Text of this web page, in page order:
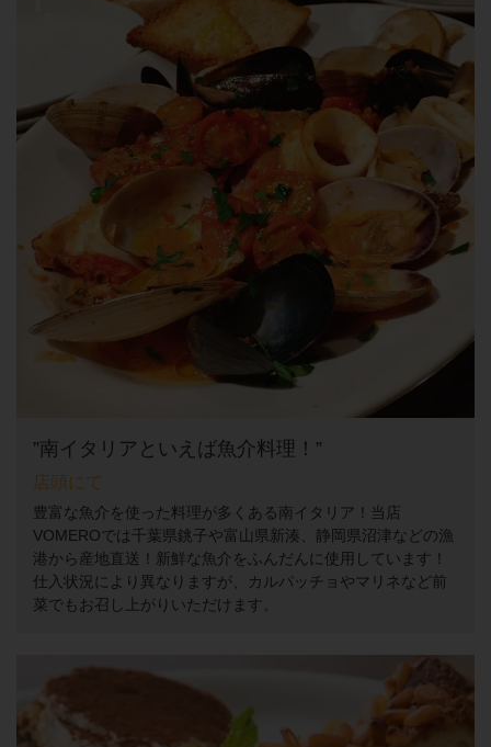
”南イタリアといえば魚介料理！”
店頭にて
豊富な魚介を使った料理が多くある南イタリア！当店
VOMEROでは千葉県銚子や富山県新湊、静岡県沼津などの漁
港から産地直送！新鮮な魚介をふんだんに使用しています！
仕入状況により異なりますが、カルパッチョやマリネなど前
菜でもお召し上がりいただけます。